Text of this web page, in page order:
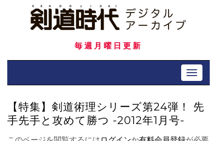
毎週月曜日更新
Toggle
【特集】剣道術理シリーズ第24弾！ 先
手先手と攻めて勝つ -2012年1月号-
このページを閲覧するには ログインか有料会員登録が必要